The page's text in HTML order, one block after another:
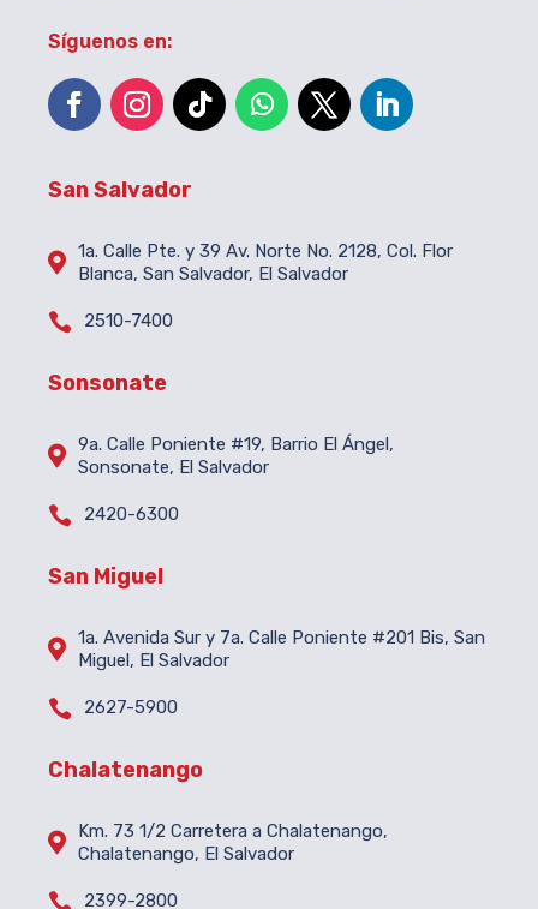
Síguenos en:
San Salvador
 1a. Calle Pte. y 39 Av. Norte No. 2128, Col. Flor
Blanca, San Salvador, El Salvador
 2510-7400
Sonsonate
 9a. Calle Poniente #19, Barrio El Ángel,
Sonsonate, El Salvador
 2420-6300
San Miguel
 1a. Avenida Sur y 7a. Calle Poniente #201 Bis, San
Miguel, El Salvador
 2627-5900
Chalatenango

Km. 73 1/2 Carretera a Chalatenango,
Chalatenango, El Salvador
 2399-2800